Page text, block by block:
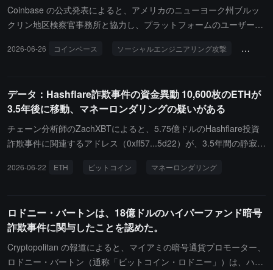
Coinbase の公式発表によると、アメリカのニューヨーク州ブルッ
クリン地区検察官事務所と協力し、プラットフォームのユーザーを
戻すのをサポートしているとのことです。ブルックリン地区検察官
グ手法を用いてユーザーにアカウントが侵害されたと誤認させ、資
金を「安全なウォレット」に転送するよう要求し、その後資金を移
動させて盗んだとされています。この事件には約 100 名の被害者が
関与しており、関与した金額は約 1600 万ドルに達し、現在 60 万
ットフォームのセキュリティの脆弱性から生じるものではなく、ユ
サービスの偽装、アカウントリスクの恐怖を煽ることなどが含まれ
ます。同社は、容疑者の特定、被害者への通知支援、合法的なデー
タリクエストの提供、ブロックチェーン上の資金追跡など、複数の
調査作業を法執行機関と協力して完了したと述べ、ブロックチェー
2026-06-26 コインベース ソーシャルエンジニアリング攻撃 ブルッ
データ：Hashflare詐欺事件の資金異動 10,600枚のETHが
3.5年後に移動、マネーロンダリングの疑いがある
チェーン分析師のZachXBTによると、5.75億ドルのHashflare投資
詐欺事件に関連するアドレス（0xff57...5d22）が、3.5年間の静寂の
この事件の2人のエストニア人創設者、Sergei PotapenkoとIvan Tu
じてイーサリアムからビットコインにクロスチェーンされ、2つの
即時交換プラットフォームを利用してマネーロンダリング操作が行
われました。資金の流れ先アドレスには0xc82f...9d04および0x329
7...2527が含まれています。
2026-06-22 ETH ビットコイン マネーロンダリング
ロドニー・バートンは、18億ドルのハイパーファンド暗号
詐欺事件に関与したことを認めた。
Cryptopolitan の報道によると、マイアミの暗号通貨プロモーター、
ロドニー・バートン（通称「ビットコイン・ロドニー」）は、ハイ